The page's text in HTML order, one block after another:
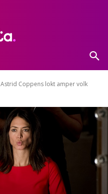
Astrid Coppens lokt amper volk